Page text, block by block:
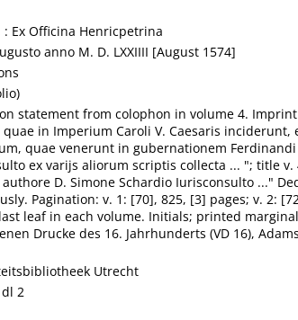
: Ex Officina Henricpetrina
anno M. D. LXXIIII [August 1574]
statement from colophon in volume 4.
in Imperium Caroli V. Caesaris
quae venerunt in gubernationem
ex varijs aliorum scriptis collecta ... "; title
D. Simone Schardio Iurisconsulto ..."
Pagination: v. 1: [70], 825, [3] pages; v. 2:
leaf in each volume. Initials; printed
Drucke des 16. Jahrhunderts (VD 16),
Utrecht
2